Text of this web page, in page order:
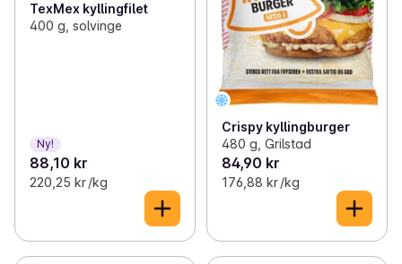
TexMex kyllingfilet
400 g, solvinge
Ny!
88,10 kr
220,25 kr /kg
Crispy kyllingburger
480 g, Grilstad
84,90 kr
176,88 kr /kg